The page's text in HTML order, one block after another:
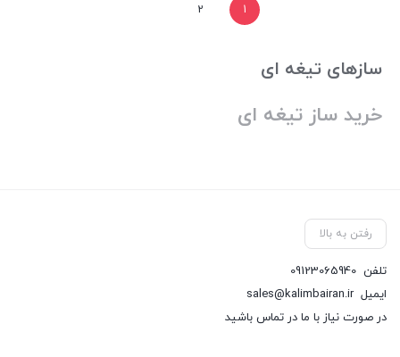
1
2
سازهای تیغه ای
خرید ساز تیغه ای
رفتن به بالا
تلفن 09123065940
ایمیلsales@kalimbairan.ir
در صورت نیاز با ما در تماس باشید